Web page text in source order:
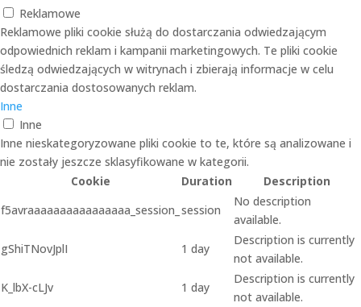
Reklamowe
Reklamowe pliki cookie służą do dostarczania odwiedzającym
odpowiednich reklam i kampanii marketingowych. Te pliki cookie
śledzą odwiedzających w witrynach i zbierają informacje w celu
dostarczania dostosowanych reklam.
Inne
Inne
Inne nieskategoryzowane pliki cookie to te, które są analizowane i
nie zostały jeszcze sklasyfikowane w kategorii.
Cookie
Duration
Description
f5avraaaaaaaaaaaaaaaa_session_ session
No description
available.
gShiTNovJplI
1 day
Description is currently
not available.
K_lbX-cLJv
1 day
Description is currently
not available.